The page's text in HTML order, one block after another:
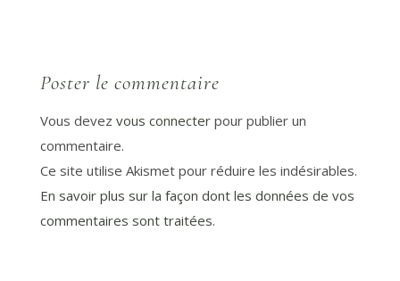
Poster le commentaire
Vous devez vous connecterpour publier un
commentaire.
Ce site utilise Akismet pour réduire les indésirables.
En savoir plus sur la façon dont les données de vos
commentaires sont traitées.